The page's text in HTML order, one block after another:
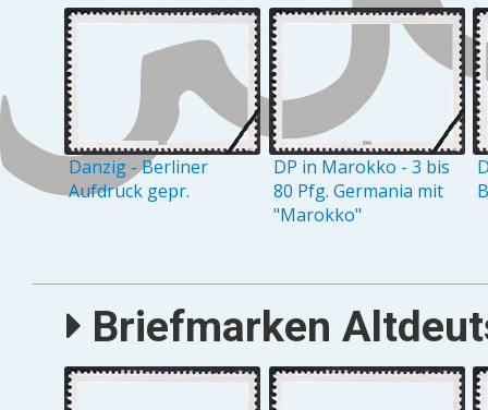
Danzig - Berliner
Aufdruck gepr.
DP in Marokko - 3 bis
80 Pfg. Germania mit
"Marokko"
Briefmarken